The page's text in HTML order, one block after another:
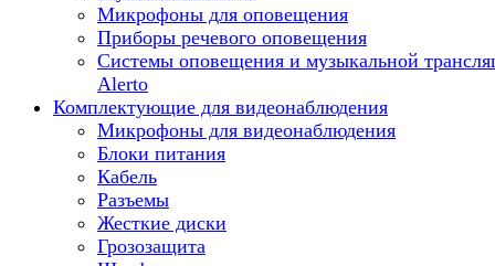
Микрофоны для оповещения
Приборы речевого оповещения
Системы оповещения и музыкальной
Alerto
Комплектующие для видеонаблюдения
Микрофоны для видеонаблюдения
Блоки питания
Кабель
Разъемы
Жесткие диски
Грозозащита